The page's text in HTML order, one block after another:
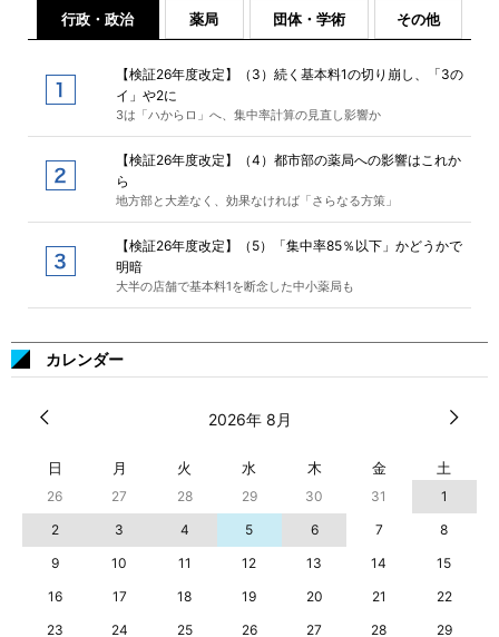
行政・政治 薬局 団体・学術 その他
【検証26年度改定】（3）続く基本料1の切り崩し、「3の
イ」や2に
3は「ハからロ」へ、集中率計算の見直し影響か
【検証26年度改定】（4）都市部の薬局への影響はこれか
ら
地方部と大差なく、効果なければ「さらなる方策」
【検証26年度改定】（5）「集中率85％以下」かどうかで
明暗
大半の店舗で基本料1を断念した中小薬局も
カレンダー
2026年 8月
日 月 火 水 木 金 土
26 27 28 29 30 31
1
2
3 4 5 6 7
8
9
10 11 12 13 14
15
16
17 18 19 20 21
22
23
24 25 26 27 28
29